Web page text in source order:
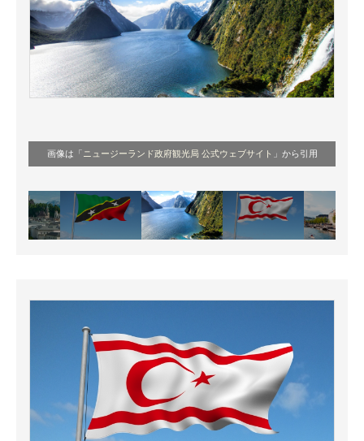
画像は「 ニュージーランド政府観光局 公式ウェブサイト 」から引用